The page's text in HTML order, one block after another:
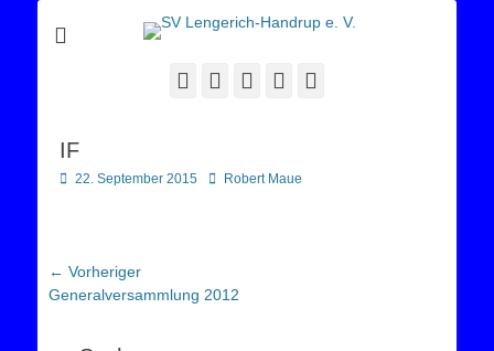
SV Lengerich-
Handrup e. V.
Sportverein Lengerich Handrup
Facebook
Twitter YouTube
IF
Posted
22. September 2015 AutorRobert Maue
Beitragsnavigation
← Vorheriger
Vorheriger
Generalversammlung 2012